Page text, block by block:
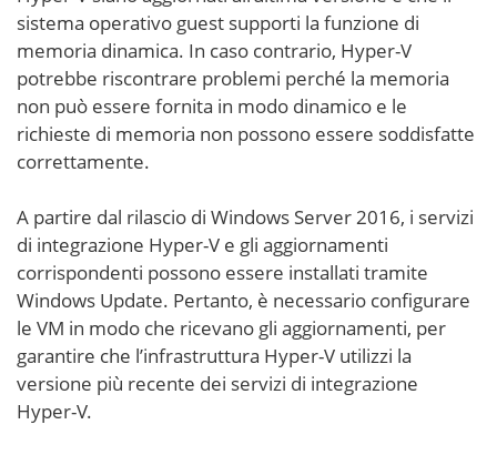
sistema operativo guest supporti la funzione di
memoria dinamica. In caso contrario, Hyper-V
potrebbe riscontrare problemi perché la memoria
non può essere fornita in modo dinamico e le
richieste di memoria non possono essere soddisfatte
correttamente.
A partire dal rilascio di Windows Server 2016, i servizi
di integrazione Hyper-V e gli aggiornamenti
corrispondenti possono essere installati tramite
Windows Update. Pertanto, è necessario configurare
le VM in modo che ricevano gli aggiornamenti, per
garantire che l’infrastruttura Hyper-V utilizzi la
versione più recente dei servizi di integrazione
Hyper-V.